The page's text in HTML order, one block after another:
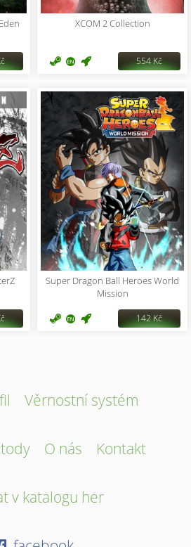
XCOM 2 Collection
554 Kč
Super Dragon Ball Heroes World
Mission
142 Kč
Věrnostní systém
O nás Kontakt
v katalogu her